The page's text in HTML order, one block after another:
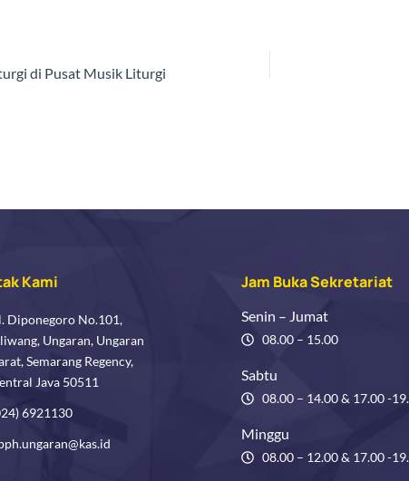
di Pusat Musik Liturgi
Kami
Diponegoro No.101,
Ungaran, Ungaran
Semarang Regency,
Java 50511
6921130
Jam Buka Sekretariat
Senin – Jumat
08.00 – 15.00
Sabtu
08.00 – 14.00 & 17.00 -
Minggu
08.00 – 12.00 & 17.00 -